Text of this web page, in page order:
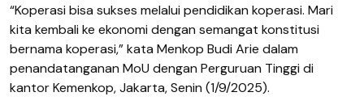
“Koperasi bisa sukses melalui pendidikan koperasi. Mari
kita kembali ke ekonomi dengan semangat konstitusi
bernama koperasi,” kata Menkop Budi Arie dalam
penandatanganan MoU dengan Perguruan Tinggi di
kantor Kemenkop, Jakarta, Senin (1/9/2025).